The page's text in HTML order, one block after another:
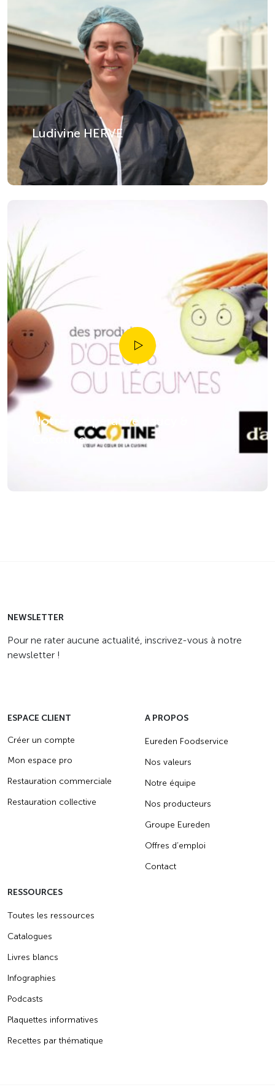
Ludivine HERVE
Notre coopérative daucy &
Cocotine
NEWSLETTER
Pour ne rater aucune actualité, inscrivez-vous à notre
newsletter !
ESPACE CLIENT
Créer un compte
Mon espace pro
Restauration commerciale
Restauration collective
A PROPOS
Eureden Foodservice
Nos valeurs
Notre équipe
Nos producteurs
Groupe Eureden
Offres d’emploi
Contact
RESSOURCES
Toutes les ressources
Catalogues
Livres blancs
Infographies
Podcasts
Plaquettes informatives
Recettes par thématique